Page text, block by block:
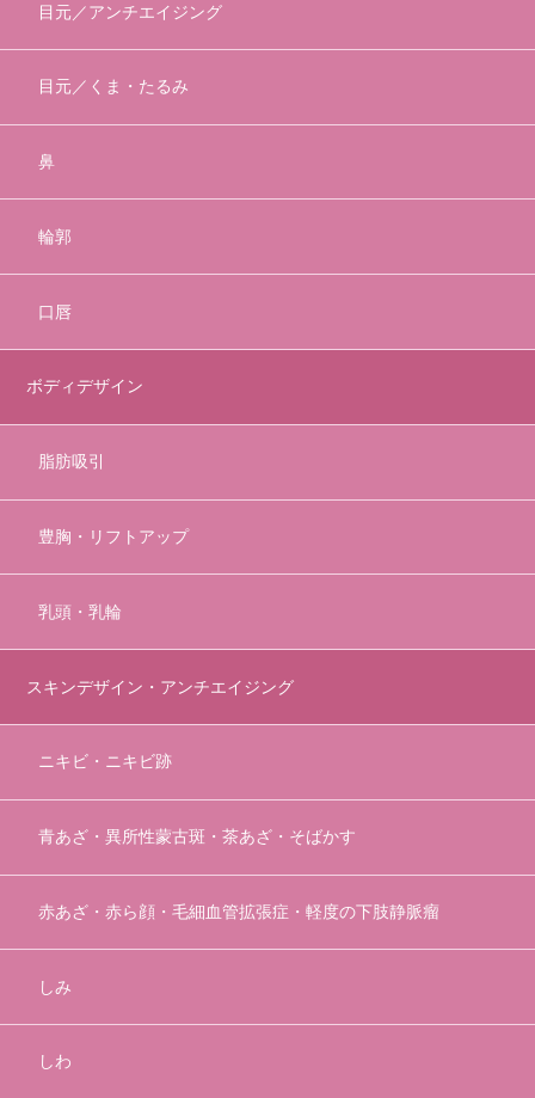
目元／アンチエイジング
目元／くま・たるみ
鼻
輪郭
口唇
ボディデザイン
脂肪吸引
豊胸・リフトアップ
乳頭・乳輪
スキンデザイン・アンチエイジング
ニキビ・ニキビ跡
青あざ・異所性蒙古斑・茶あざ・そばかす
赤あざ・赤ら顔・毛細血管拡張症・軽度の下肢静脈瘤
しみ
しわ